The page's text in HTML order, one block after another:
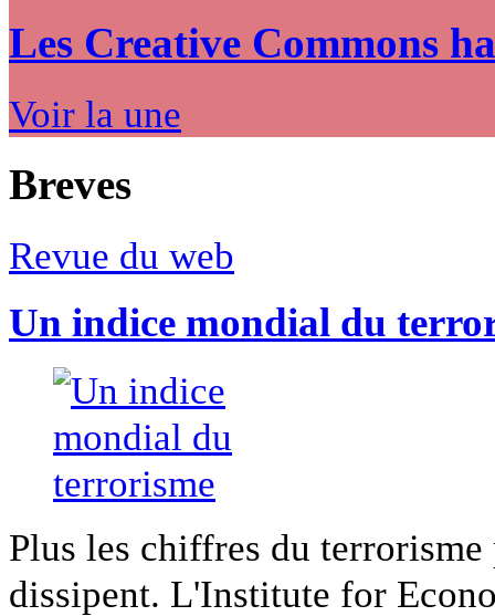
Les Creative Commons
Voir la une
Breves
Revue du web
Un indice mondial du
Plus les chiffres du
dissipent. L'Institute for